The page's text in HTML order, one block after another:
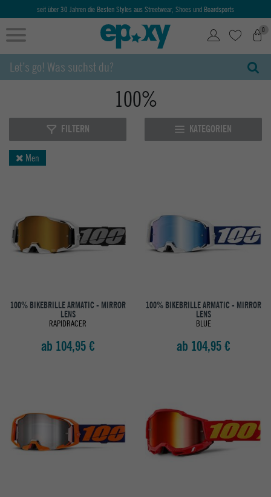
seit über 30 Jahren die Besten Styles aus Streetwear, Shoes und Boardsports
0
100%
FILTERN KATEGORIEN
Men
100% BIKEBRILLE ARMATIC - MIRROR
LENS
RAPIDRACER
ab 104,95 €
100% BIKEBRILLE ARMATIC - MIRROR
LENS
BLUE
ab 104,95 €